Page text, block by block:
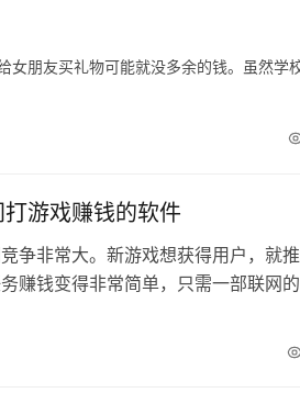
女朋友买礼物可能就没多余的钱。虽然学
游戏赚钱的软件
争非常大。新游戏想获得用户，就
赚钱变得非常简单，只需一部联网